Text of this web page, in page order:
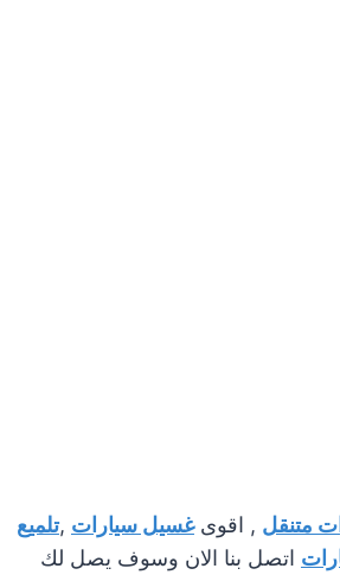
متنقل , اقوىغسيل سيارات ,تلميع
اتصل بنا الان وسوف يصل لك